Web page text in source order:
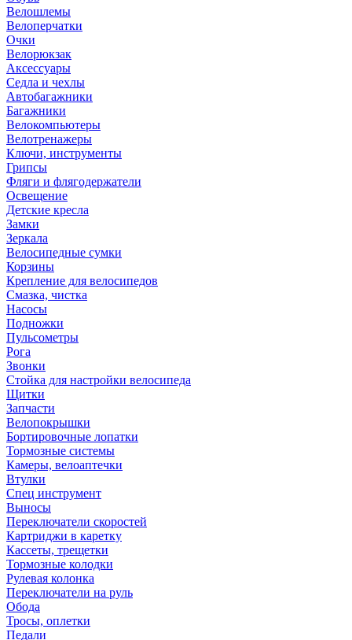
Велошлемы
Велоперчатки
Очки
Велорюкзак
Аксессуары
Седла и чехлы
Автобагажники
Багажники
Велокомпьютеры
Велотренажеры
Ключи, инструменты
Грипсы
Фляги и флягодержатели
Освещение
Детские кресла
Замки
Зеркала
Велосипедные сумки
Корзины
Крепление для велосипедов
Смазка, чистка
Насосы
Подножки
Пульсометры
Рога
Звонки
Стойка для настройки велосипеда
Щитки
Запчасти
Велопокрышки
Бортировочные лопатки
Тормозные системы
Камеры, велоаптечки
Втулки
Спец инструмент
Выносы
Переключатели скоростей
Картриджи в каретку
Кассеты, трещетки
Тормозные колодки
Рулевая колонка
Переключатели на руль
Обода
Тросы, оплетки
Педали